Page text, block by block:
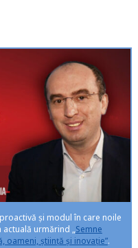
și modul în care noile
urmărind „Semne
oameni, știință și inovație”.